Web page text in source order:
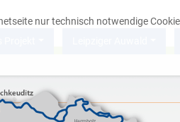
nur technisch notwendige